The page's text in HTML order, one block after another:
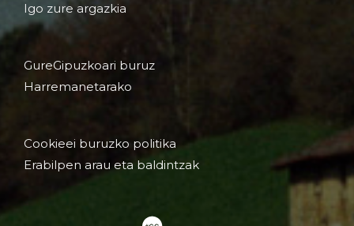
Igo zure argazkia
GureGipuzkoari buruz
Harremanetarako
Cookieei buruzko politika
Erabilpen arau eta baldintzak